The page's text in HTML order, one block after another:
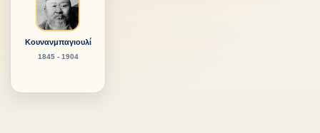
Κουνανμπαγιουλί
1845 - 1904